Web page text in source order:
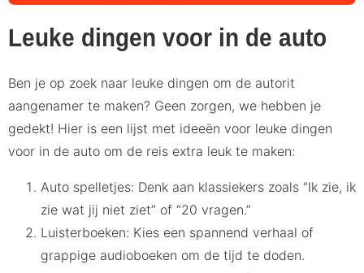
Leuke dingen voor in de auto
Ben je op zoek naar leuke dingen om de autorit
aangenamer te maken? Geen zorgen, we hebben je
gedekt! Hier is een lijst met ideeën voor leuke dingen
voor in de auto om de reis extra leuk te maken:
Auto spelletjes: Denk aan klassiekers zoals “Ik zie, ik
zie wat jij niet ziet” of “20 vragen.”
Luisterboeken: Kies een spannend verhaal of
grappige audioboeken om de tijd te doden.